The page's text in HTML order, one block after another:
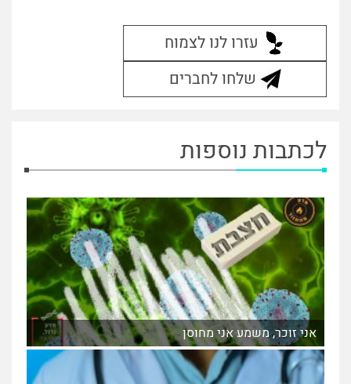
עזרו לנו לצמוח
שלחו לחברים
לכתבות נוספות
אני זוכר, משמע אני מחוסן